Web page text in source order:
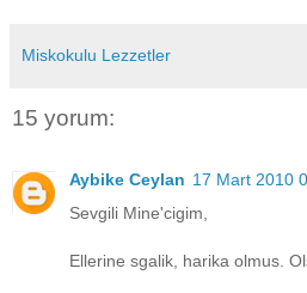
Miskokulu Lezzetler
15 yorum:
Aybike Ceylan 17 Mart 2010
Sevgili Mine'cigim,
Ellerine sgalik, harika olmus.